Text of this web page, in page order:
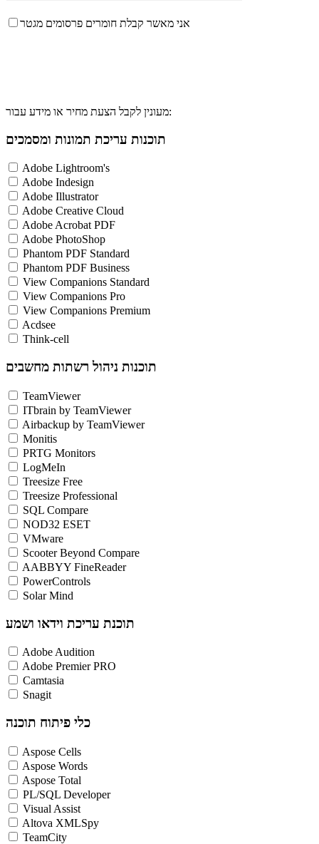
אני מאשר קבלת חומרים פרסומים מגטר
מעונין לקבל הצעת מחיר או מידע עבור:
תוכנות עריכת תמונות ומסמכים
Adobe Lightroom's
Adobe Indesign
Adobe Illustrator
Adobe Creative Cloud
Adobe Acrobat PDF
Adobe PhotoShop
Phantom PDF Standard
Phantom PDF Business
View Companions Standard
View Companions Pro
View Companions Premium
Acdsee
Think-cell
תוכנות ניהול רשתות מחשבים
TeamViewer
ITbrain by TeamViewer
Airbackup by TeamViewer
Monitis
PRTG Monitors
LogMeIn
Treesize Free
Treesize Professional
SQL Compare
NOD32 ESET
VMware
Scooter Beyond Compare
AABBYY FineReader
PowerControls
Solar Mind
תוכנת עריכת וידאו ושמע
Adobe Audition
Adobe Premier PRO
Camtasia
Snagit
כלי פיתוח תוכנה
Aspose Cells
Aspose Words
Aspose Total
PL/SQL Developer
Visual Assist
Altova XMLSpy
TeamCity